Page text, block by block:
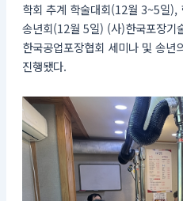
학회 추계 학술대회(12월 3~5일),
송년회(12월 5일) (사)한국포장
한국공업포장협회 세미나 및 송
진행됐다.